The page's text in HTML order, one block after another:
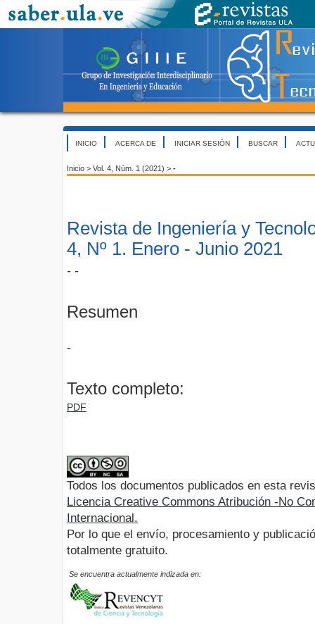
INICIO ACERCA DE INICIAR SESIÓN BUSCAR
Inicio > Vol. 4, Núm. 1 (2021) > -
Revista de Ingeniería y
4, Nº 1. Enero - Junio 2021
- -
Resumen
-
Texto completo:
PDF
Todos los documentos publicados en esta
Licencia Creative Commons Atribución -No
Internacional.
Por lo que el envío, procesamiento y
totalmente gratuito.
Se encuentra actualmente indizada en: